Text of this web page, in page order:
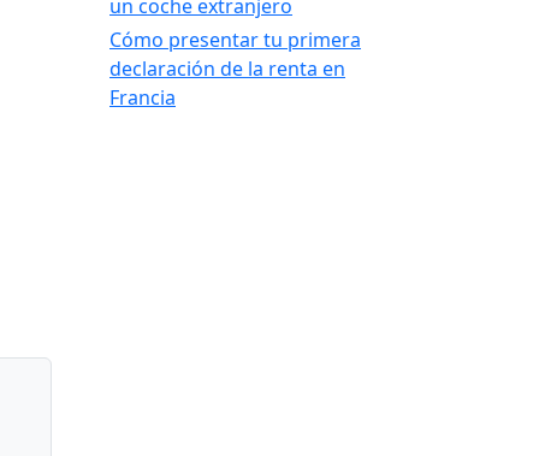
un coche extranjero
Cómo presentar tu primera
declaración de la renta en
Francia